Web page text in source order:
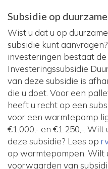
Subsidie op
Wist u dat u op
subsidie kunt
investeringen bestaat de
Investeringssubsidie
van deze subsidie is
die u doet. Voor een
heeft u recht op een
voor een warmtepomp
€1.000,- en €1.250,-.
deze subsidie? Lees op
op warmtepompen. Wilt
voorwaarden van